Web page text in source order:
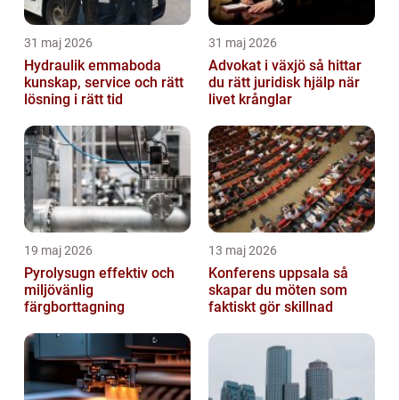
31 maj 2026
Hydraulik emmaboda
kunskap, service och rätt
lösning i rätt tid
31 maj 2026
Advokat i växjö så hittar
du rätt juridisk hjälp när
livet krånglar
19 maj 2026
Pyrolysugn effektiv och
miljövänlig
färgborttagning
13 maj 2026
Konferens uppsala så
skapar du möten som
faktiskt gör skillnad